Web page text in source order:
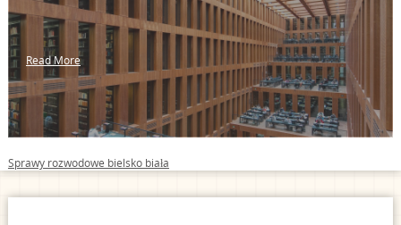
Read More
Sprawy rozwodowe bielsko biała